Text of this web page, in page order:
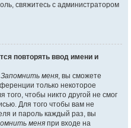
свяжитесь с администратором
повторять ввод имени и
Запомнить меня, вы сможете
только некоторое
чтобы никто другой не смог
Для того чтобы вам не
и пароль каждый раз, вы
меня при входе на